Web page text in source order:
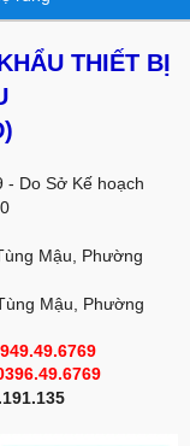
THIẾT BỊ
- Do Sở Kế hoạch
Mậu, Phường
Mậu, Phường